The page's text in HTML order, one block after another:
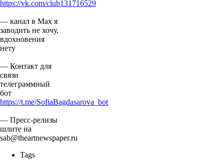
https://vk.com/club131716529
— канал в Мах я
заводить не хочу,
вдохновения
нету
— Контакт для
связи
телеграммный
бот
https://t.me/SofiaBagdasarova_bot
— Пресс-релизы
шлите на
sab@theartnewspaper.ru
Tags